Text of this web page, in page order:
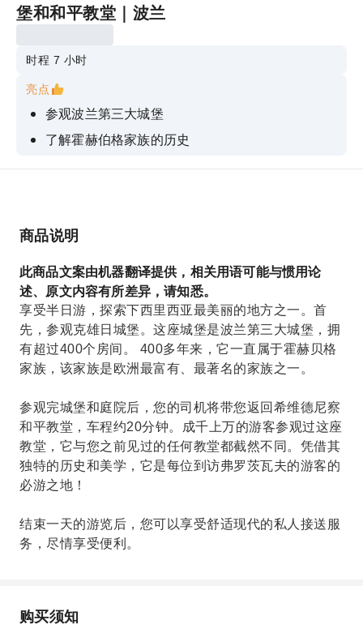
堡和和平教堂｜波兰
时程 7 小时
亮点
参观波兰第三大城堡
了解霍赫伯格家族的历史
欣赏美丽的和平教堂。
商品说明
此商品文案由机器翻译提供，相关用语可能与惯用论
述、原文内容有所差异，请知悉。
享受半日游，探索下西里西亚最美丽的地方之一。首
先，参观克雄日城堡。这座城堡是波兰第三大城堡，拥
有超过400个房间。 400多年来，它一直属于霍赫贝格
家族，该家族是欧洲最富有、最著名的家族之一。
参观完城堡和庭院后，您的司机将带您返回希维德尼察
和平教堂，车程约20分钟。成千上万的游客参观过这座
教堂，它与您之前见过的任何教堂都截然不同。凭借其
独特的历史和美学，它是每位到访弗罗茨瓦夫的游客的
必游之地！
结束一天的游览后，您可以享受舒适现代的私人接送服
务，尽情享受便利。
购买须知